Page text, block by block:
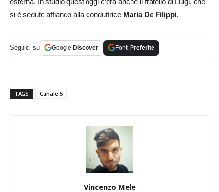
esterna. In studio quest’oggi c’era anche il fratello di Luigi, che
si è seduto affianco alla conduttrice Maria De Filippi.
Seguici su Google Discover Fonti Preferite
TAGS Canale 5
Vincenzo Mele